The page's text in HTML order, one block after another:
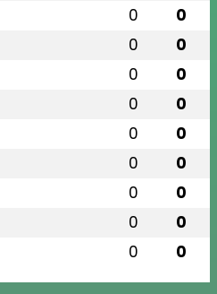
0 0
0 0
0 0
0 0
0 0
0 0
0 0
0 0
0 0